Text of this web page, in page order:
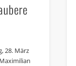
28. März